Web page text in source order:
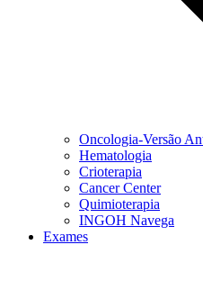
Oncologia-Versão
Hematologia
Crioterapia
Cancer Center
Quimioterapia
INGOH Navega
Exames